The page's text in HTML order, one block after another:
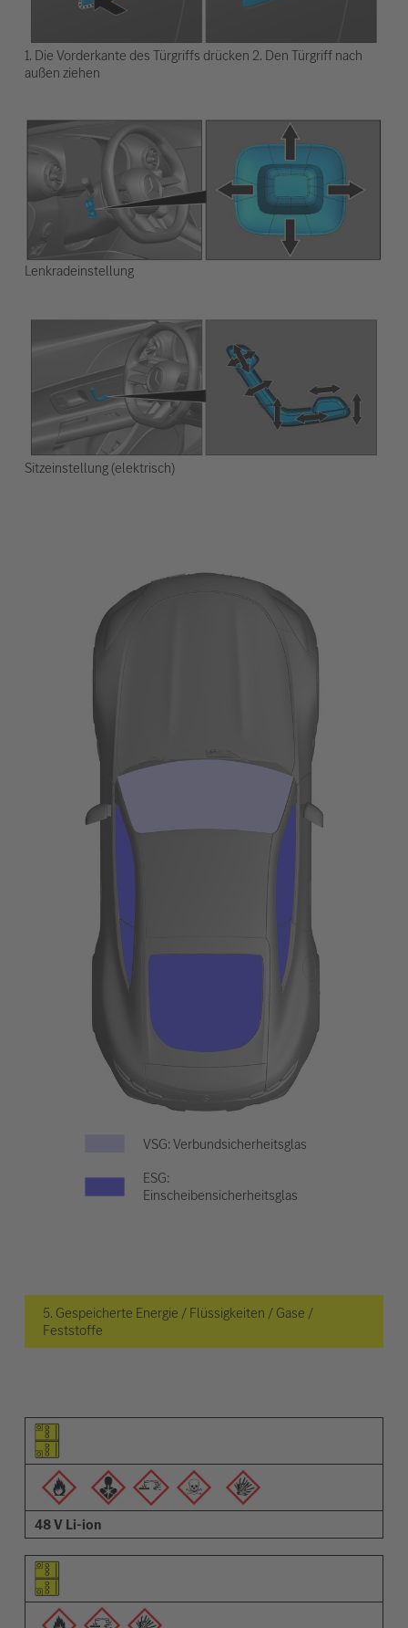
1. Die Vorderkante des Türgriffs drücken 2. Den Türgriff nach
außen ziehen
Lenkradeinstellung
Sitzeinstellung (elektrisch)
VSG: Verbundsicherheitsglas
ESG:
Einscheibensicherheitsglas
5. Gespeicherte Energie / Flüssigkeiten / Gase /
Feststoffe
Piktogramm des Elements
Pictrogramme der Warnungen
Beschreibung
48 V Li-ion